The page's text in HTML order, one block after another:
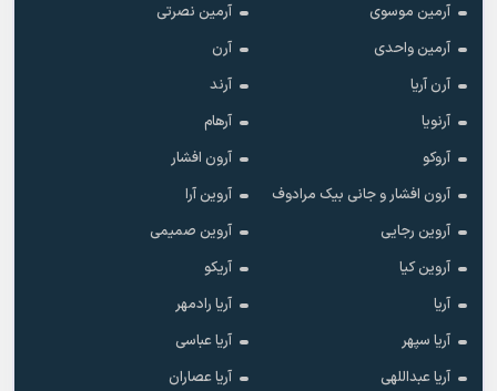
آرمین موسوی
آرمین نصرتی
آرمین واحدی
آرن
آرن آریا
آرند
آرنویا
آرهام
آروکو
آرون افشار
آرون افشار و جانی بیک مرادوف
آروین آرا
آروین رجایی
آروین صمیمی
آروین کیا
آریکو
آریا
آریا رادمهر
آریا سپهر
آریا عباسی
آریا عبداللهی
آریا عصاران